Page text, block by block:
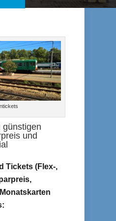
günstigen
und
Tickets (Flex-,